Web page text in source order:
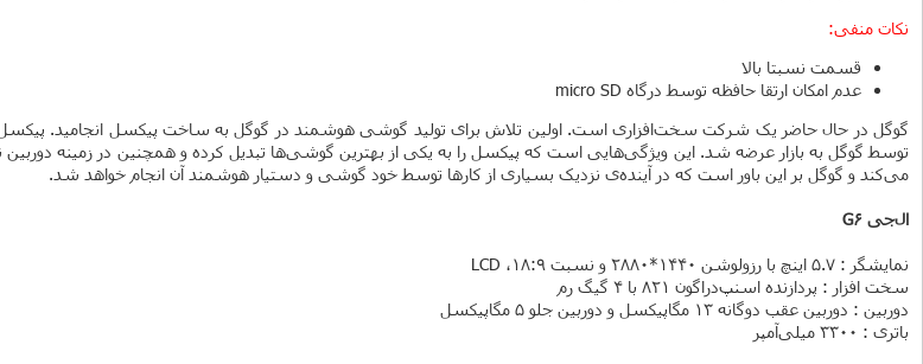
نکات منفی:
قسمت نسبتا بالا
عدم امکان ارتقا حافظه توسط درگاه micro SD
توسط گوگل به بازار عرضه شد. این ویژگی‌هایی است که پیکسل را به یکی از بهترین گوشی‌ها تبدیل کرده و همچنین در زمینه
می‌کند و گوگل بر این باور است که در آینده‌ی نزدیک بسیاری از کارها توسط خود گوشی و دستیار هوشمند آن انجام خواهد شد.
ال‌جی G6
نمایشگر : 5.7 اینچ با رزولوشن 1440*2880 و نسبت 18:9، LCD
سخت افزار : پردازنده اسنپ‌دراگون 821 با 4 گیگ رم
دوربین : دوربین عقب دوگانه 13 مگاپیکسل و دوربین جلو 5 مگاپیکسل
باتری : 3300 میلی‌آمپر